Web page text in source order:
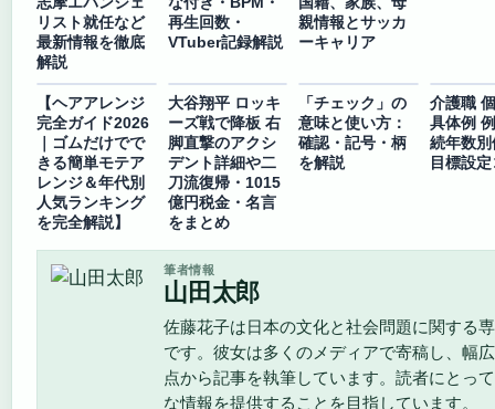
リスト就任など
最新情報を徹底
解説
再生回数・
VTuber記録解説
親情報とサッカ
ーキャリア
【ヘアアレンジ
完全ガイド2026
｜ゴムだけでで
きる簡単モテア
レンジ＆年代別
人気ランキング
を完全解説】
大谷翔平 ロッキ
ーズ戦で降板 右
脚直撃のアクシ
デント詳細や二
刀流復帰・1015
億円税金・名言
をまとめ
「チェック」の
意味と使い方：
確認・記号・柄
を解説
介護職
具体例
続年数別
目標設
筆者情報
山田太郎
佐藤花子は日本の文化と社会問題に関する
です。彼女は多くのメディアで寄稿し、幅
点から記事を執筆しています。読者にとっ
な情報を提供することを目指しています。